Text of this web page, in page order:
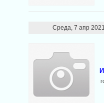
Среда, 7 апр 2021